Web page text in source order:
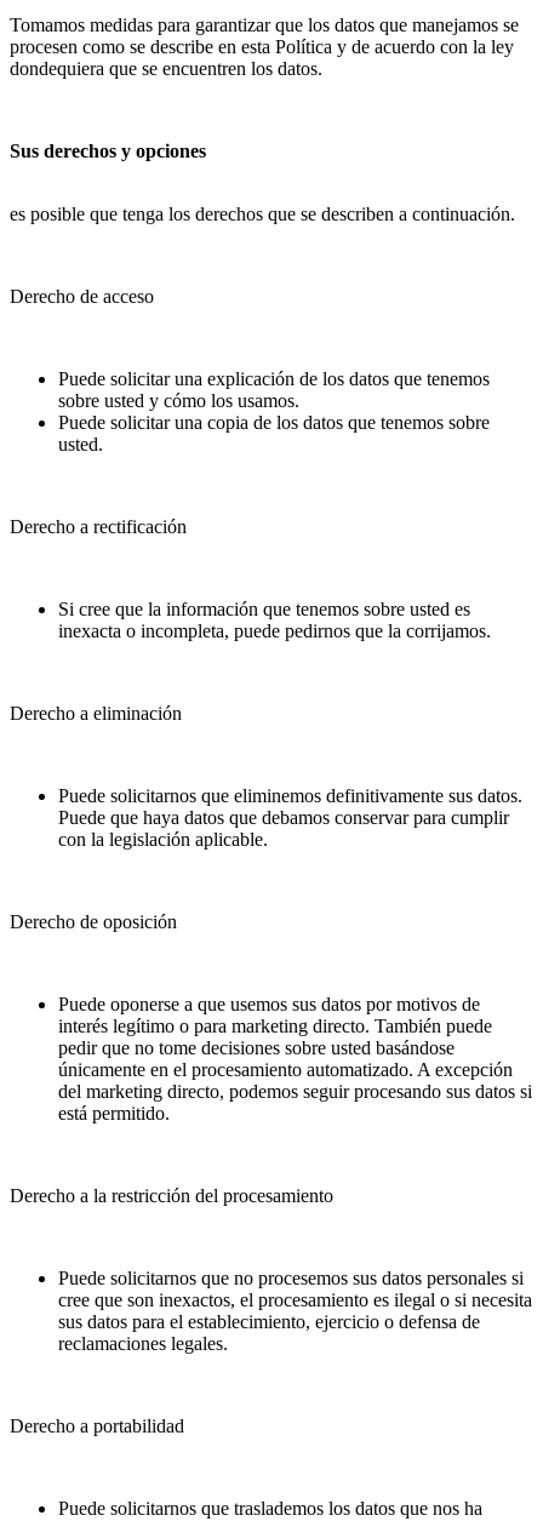
Tomamos medidas para garantizar que los datos que manejamos se
procesen como se describe en esta Política y de acuerdo con la ley
dondequiera que se encuentren los datos.
Sus derechos y opciones
es posible que tenga los derechos que se describen a continuación.
Derecho de acceso
Puede solicitar una explicación de los datos que tenemos
sobre usted y cómo los usamos.
Puede solicitar una copia de los datos que tenemos sobre
usted.
Derecho a rectificación
Si cree que la información que tenemos sobre usted es
inexacta o incompleta, puede pedirnos que la corrijamos.
Derecho a eliminación
Puede solicitarnos que eliminemos definitivamente sus datos.
Puede que haya datos que debamos conservar para cumplir
con la legislación aplicable.
Derecho de oposición
Puede oponerse a que usemos sus datos por motivos de
interés legítimo o para marketing directo. También puede
pedir que no tome decisiones sobre usted basándose
únicamente en el procesamiento automatizado. A excepción
del marketing directo, podemos seguir procesando sus datos si
está permitido.
Derecho a la restricción del procesamiento
Puede solicitarnos que no procesemos sus datos personales si
cree que son inexactos, el procesamiento es ilegal o si necesita
sus datos para el establecimiento, ejercicio o defensa de
reclamaciones legales.
Derecho a portabilidad
Puede solicitarnos que traslademos los datos que nos ha